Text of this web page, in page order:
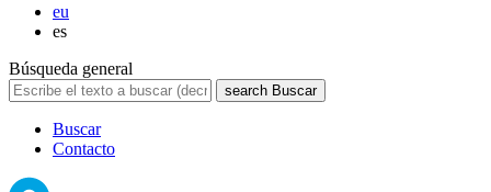
eu
es
Búsqueda general
search Buscar
Buscar
Contacto